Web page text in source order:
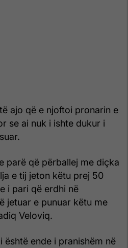
ajo që e njoftoi pronarin e
se ai nuk i ishte dukur i
parë që përballej me diçka
e tij jeton këtu prej 50
i pari që erdhi në
jetuar e punuar këtu me
Veloviq.
është ende i pranishëm në